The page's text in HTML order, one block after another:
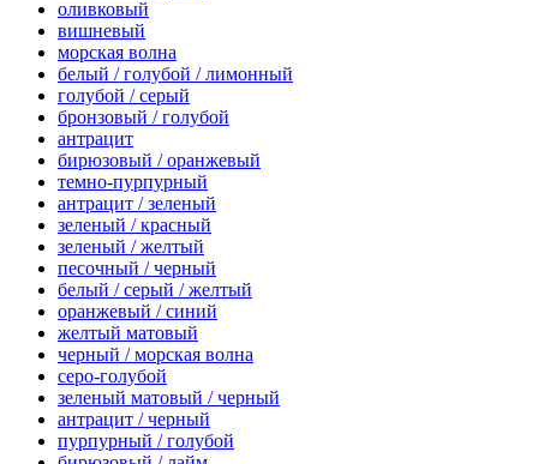
оливковый
вишневый
морская волна
белый / голубой / лимонный
голубой / серый
бронзовый / голубой
антрацит
бирюзовый / оранжевый
темно-пурпурный
антрацит / зеленый
зеленый / красный
зеленый / желтый
песочный / черный
белый / серый / желтый
оранжевый / синий
желтый матовый
черный / морская волна
серо-голубой
зеленый матовый / черный
антрацит / черный
пурпурный / голубой